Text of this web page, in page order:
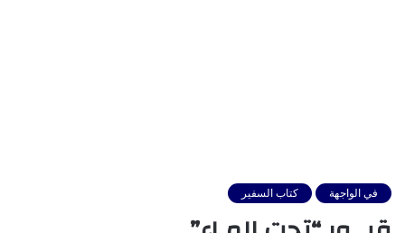
في الواجهة كتاب السفير